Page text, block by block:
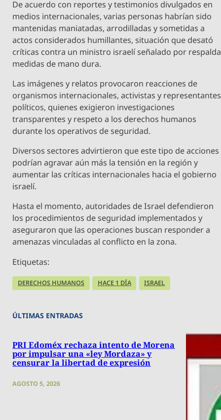
De acuerdo con reportes y testimonios divulgados en
medios internacionales, varias personas habrían sido
mantenidas maniatadas, arrodilladas y sometidas a
actos considerados humillantes, situación que desató
críticas contra un ministro israelí señalado por
medidas de mano dura.
Las imágenes y relatos provocaron reacciones de
organismos internacionales, activistas y representantes
políticos, quienes exigieron investigaciones
transparentes y respeto a los derechos humanos
durante los operativos de seguridad.
Diversos sectores advirtieron que este tipo de acciones
podrían agravar aún más la tensión en la región y
aumentar las críticas internacionales hacia el gobierno
israelí.
Hasta el momento, autoridades de Israel defendieron
los procedimientos de seguridad implementados y
aseguraron que las operaciones buscan responder a
amenazas vinculadas al conflicto en la zona.
Etiquetas:
DERECHOS HUMANOS HACE 1 DÍA ISRAEL
ÚLTIMAS ENTRADAS
PRI Edoméx rechaza intento de Morena
por impulsar una «ley Mordaza» y
censurar la libertad de expresión
AGOSTO 5, 2026